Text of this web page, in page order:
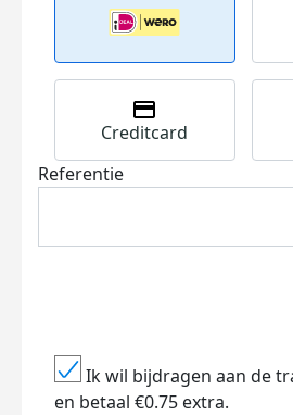
Creditcard
Referentie
Ik wil bijdragen aan de
en betaal €0.75 extra.